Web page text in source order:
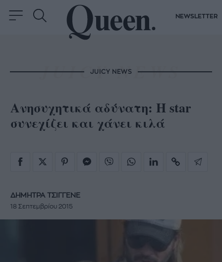
NEWSLETTER
JUICY NEWS
Ανησυχητικά αδύνατη: Η star
συνεχίζει και χάνει κιλά
ΔΗΜΗΤΡΑ ΤΣΙΓΓΕΝΕ
18 Σεπτεμβρίου 2015